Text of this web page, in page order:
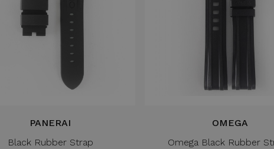
PANERAI
Black Rubber Strap
OMEGA
Omega Black Rubber